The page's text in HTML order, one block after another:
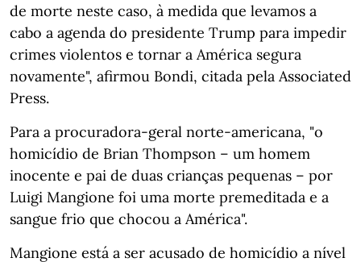
de morte neste caso, à medida que levamos a
cabo a agenda do presidente Trump para impedir
crimes violentos e tornar a América segura
novamente", afirmou Bondi, citada pela Associated
Press.
Para a procuradora-geral norte-americana, "o
homicídio de Brian Thompson – um homem
inocente e pai de duas crianças pequenas – por
Luigi Mangione foi uma morte premeditada e a
sangue frio que chocou a América".
Mangione está a ser acusado de homicídio a nível